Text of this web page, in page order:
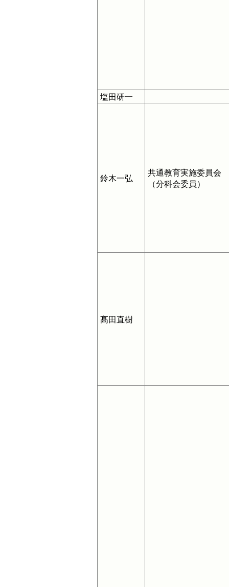
塩田研一
鈴木一弘
共通教育実施委員会
（分科会委員）
髙田直樹